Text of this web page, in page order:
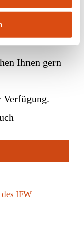
Widerrufsrecht
Ihnen gern